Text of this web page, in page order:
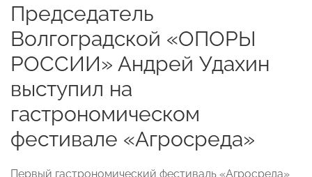
Председатель
Волгоградской «ОПОРЫ
РОССИИ» Андрей Удахин
выступил на
гастрономическом
фестивале «Агросреда»
Первый гастрономический фестиваль «Агросреда»